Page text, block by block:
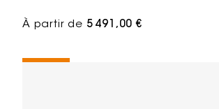
À partir de 5 491,00 €